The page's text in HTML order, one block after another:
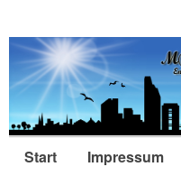
Start Impressum